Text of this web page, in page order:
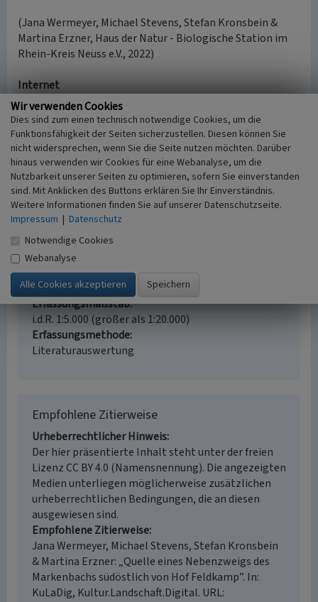
(Jana Wermeyer, Michael Stevens, Stefan Kronsbein &
Martina Erzner, Haus der Natur - Biologische Station im
Rhein-Kreis Neuss e.V., 2022)
Internet
nsg.naturschutzinformationen.nrw.de
Bachtaeler suedoestlich Huenxe (WES-078) (abgerufen am
06.05.2024)
Quelle eines Nebenzweigs des Markenbachs
südöstlich von Hof Feldkamp
Schlagwörter
Quelle (Gewässer)
Ort
46569 Hünxe
Fachsicht(en)
Naturschutz
Erfassungsmaßstab
i.d.R. 1:5.000 (größer als 1:20.000)
Erfassungsmethode
Literaturauswertung
Empfohlene Zitierweise
Urheberrechtlicher Hinweis
Der hier präsentierte Inhalt steht unter der freien
Lizenz CC BY 4.0 (Namensnennung). Die angezeigten
Medien unterliegen möglicherweise zusätzlichen
urheberrechtlichen Bedingungen, die an diesen
ausgewiesen sind.
Empfohlene Zitierweise
Jana Wermeyer, Michael Stevens, Stefan Kronsbein
& Martina Erzner: „Quelle eines Nebenzweigs des
Markenbachs südöstlich von Hof Feldkamp”. In:
KuLaDig, Kultur.Landschaft.Digital. URL:
Wir verwenden Cookies
Dies sind zum einen technisch notwendige Cookies, um die
Funktionsfähigkeit der Seiten sicherzustellen. Diesen können Sie
nicht widersprechen, wenn Sie die Seite nutzen möchten. Darüber
hinaus verwenden wir Cookies für eine Webanalyse, um die
Nutzbarkeit unserer Seiten zu optimieren, sofern Sie einverstanden
sind. Mit Anklicken des Buttons erklären Sie Ihr Einverständnis.
Weitere Informationen finden Sie auf unserer Datenschutzseite.
Impressum | Datenschutz
Notwendige Cookies
Webanalyse